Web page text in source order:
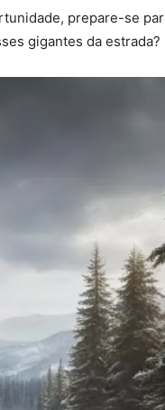
prepare-se
gigantes da estrada?